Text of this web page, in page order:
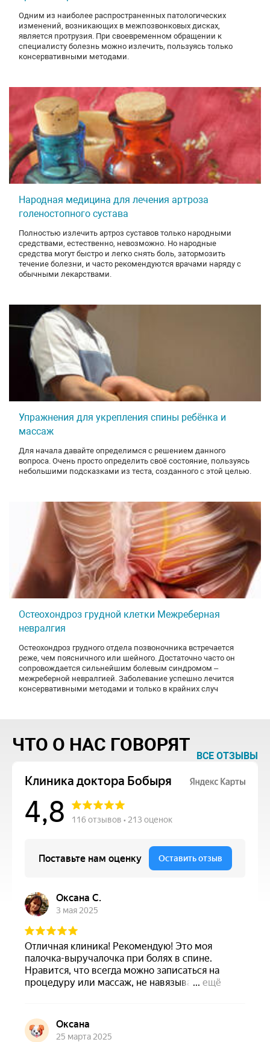
Одним из наиболее распространенных патологических
изменений, возникающих в межпозвонковых дисках,
является протрузия. При своевременном обращении к
специалисту болезнь можно излечить, пользуясь только
консервативными методами.
Народная медицина для лечения артроза
голеностопного сустава
Полностью излечить артроз суставов только народными
средствами, естественно, невозможно. Но народные
средства могут быстро и легко снять боль, затормозить
течение болезни, и часто рекомендуются врачами наряду с
обычными лекарствами.
Упражнения для укрепления спины ребёнка и
массаж
Для начала давайте определимся с решением данного
вопроса. Очень просто определить своё состояние, пользуясь
небольшими подсказками из теста, созданного с этой целью.
Остеохондроз грудной клетки Межреберная
невралгия
Остеохондроз грудного отдела позвоночника встречается
реже, чем поясничного или шейного. Достаточно часто он
сопровождается сильнейшим болевым синдромом –
межреберной невралгией. Заболевание успешно лечится
консервативными методами и только в крайних случ
ЧТО О НАС ГОВОРЯТ
ВСЕ ОТЗЫВЫ